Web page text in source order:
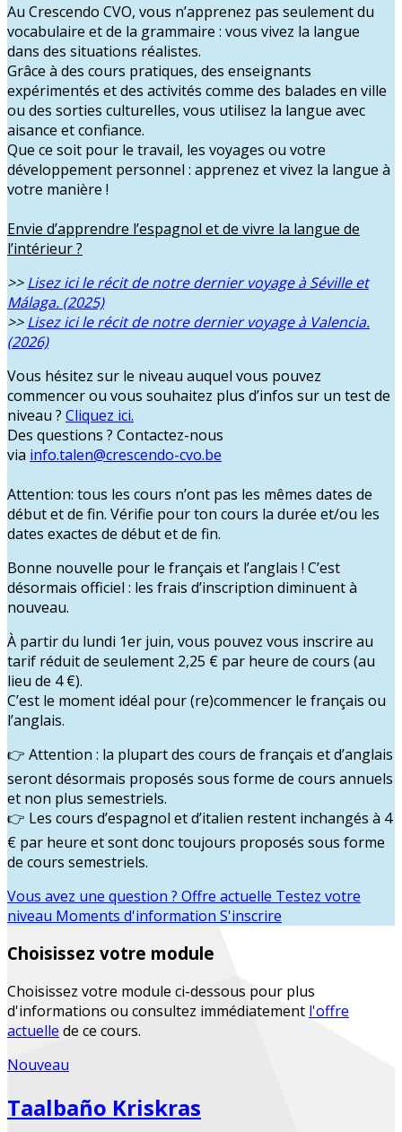
Au Crescendo CVO, vous n’apprenez pas seulement du
vocabulaire et de la grammaire : vous vivez la langue
dans des situations réalistes.
Grâce à des cours pratiques, des enseignants
expérimentés et des activités comme des balades en ville
ou des sorties culturelles, vous utilisez la langue avec
aisance et confiance.
Que ce soit pour le travail, les voyages ou votre
développement personnel : apprenez et vivez la langue à
votre manière !
Envie d’apprendre l’espagnol et de vivre la langue de
l’intérieur ?
>>Lisez ici le récit de notre dernier voyage à Séville et
Málaga. (2025)
>>Lisez ici le récit de notre dernier voyage à Valencia.
(2026)
Vous hésitez sur le niveau auquel vous pouvez
commencer ou vous souhaitez plus d’infos sur un test de
niveau ? Cliquez ici.
Des questions ? Contactez-nous
via info.talen@crescendo-cvo.be
Attention: tous les cours n’ont pas les mêmes dates de
début et de fin. Vérifie pour ton cours la durée et/ou les
dates exactes de début et de fin.
Bonne nouvelle pour le français et l’anglais ! C’est
désormais officiel : les frais d’inscription diminuent à
nouveau.
À partir du lundi 1er juin, vous pouvez vous inscrire au
tarif réduit de seulement 2,25 € par heure de cours (au
lieu de 4 €).
C’est le moment idéal pour (re)commencer le français ou
l’anglais.
👉 Attention : la plupart des cours de français et d’anglais
seront désormais proposés sous forme de cours annuels
et non plus semestriels.
👉 Les cours d’espagnol et d’italien restent inchangés à 4
€ par heure et sont donc toujours proposés sous forme
de cours semestriels.
Vous avez une question ? Offre actuelle Testez votre
niveau Moments d'information S'inscrire
Choisissez votre module
Choisissez votre module ci-dessous pour plus
d'informations ou consultez immédiatement l'offre
actuelle de ce cours.
Nouveau
Taalbaño Kriskras